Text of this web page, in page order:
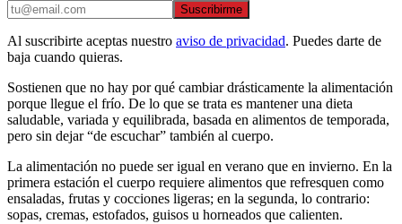
Suscribirme
Al suscribirte aceptas nuestro aviso de privacidad. Puedes darte de
baja cuando quieras.
Sostienen que no hay por qué cambiar drásticamente la alimentación
porque llegue el frío. De lo que se trata es mantener una dieta
saludable, variada y equilibrada, basada en alimentos de temporada,
pero sin dejar “de escuchar” también al cuerpo.
La alimentación no puede ser igual en verano que en invierno. En la
primera estación el cuerpo requiere alimentos que refresquen como
ensaladas, frutas y cocciones ligeras; en la segunda, lo contrario:
sopas, cremas, estofados, guisos u horneados que calienten.